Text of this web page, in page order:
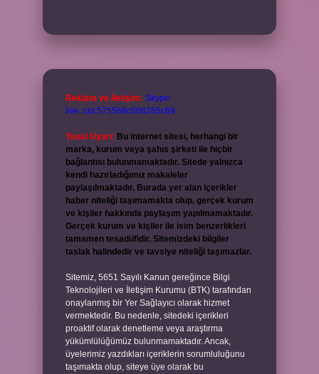
Reklam ve İletişim: Skype:
live:.cid.575569c608265c69
Yasal Uyarı: Bu internet sitesi, herhangi bir
marka, kurum veya şahıs şirketi ile hiçbir
bağlantısı bulunmamaktadır. Sitede yalnızca
kendi hazırladığımız makaleler
paylaşılmaktadır. Burada yer alan içerikler
haber niteliği taşımamakta olup, gerçek kurum
ve kişiler hakkında paylaşım yapılmamaktadır.
Gerçek kurum ve kişiler ile isim benzerlikleri
tamamen tesadüfidir. Sitemizdeki bilgiler
taslak halindedir ve tavsiye niteliği taşımazlar.
Sitemiz, 5651 Sayılı Kanun gereğince Bilgi
Teknolojileri ve İletişim Kurumu (BTK) tarafından
onaylanmış bir Yer Sağlayıcı olarak hizmet
vermektedir. Bu nedenle, sitedeki içerikleri
proaktif olarak denetleme veya araştırma
yükümlülüğümüz bulunmamaktadır. Ancak,
üyelerimiz yazdıkları içeriklerin sorumluluğunu
taşımakta olup, siteye üye olarak bu